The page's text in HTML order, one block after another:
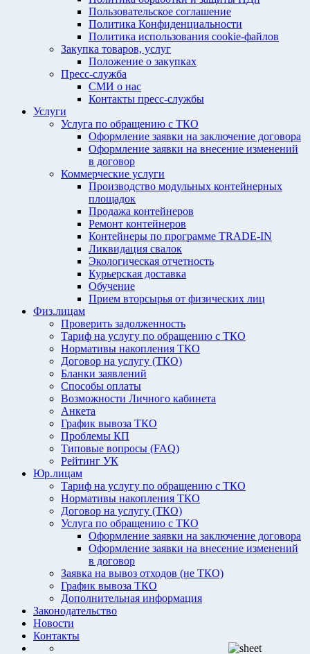
Пользовательское соглашение
Политика Конфиденциальности
Политика использования cookie-файлов
Закупка товаров, услуг
Положение о закупках
Пресс-служба
СМИ о нас
Контакты пресс-службы
Услуги
Услуга по обращению с ТКО
Оформление заявки на заключение договора
Оформление заявки на внесение изменений
в договор
Коммерческие услуги
Производство модульных контейнерных
площадок
Продажа контейнеров
Ремонт контейнеров
Контейнеры по программе TRADE-IN
Ликвидация свалок
Экологическая отчетность
Курьерская доставка
Обучение
Прием вторсырья от физических лиц
Физ.лицам
Проверить задолженность
Тариф на услугу по обращению с ТКО
Нормативы накопления ТКО
Договор на услугу (ТКО)
Бланки заявлений
Способы оплаты
Возможности Личного кабинета
Анкета
График вывоза ТКО
Проблемы КП
Типовые вопросы (FAQ)
Рейтинг УК
Юр.лицам
Тариф на услугу по обращению с ТКО
Нормативы накопления ТКО
Договор на услугу (ТКО)
Услуга по обращению с ТКО
Оформление заявки на заключение договора
Оформление заявки на внесение изменений
в договор
Заявка на вывоз отходов (не ТКО)
График вывоза ТКО
Дополнительная информация
Законодательство
Новости
Контакты